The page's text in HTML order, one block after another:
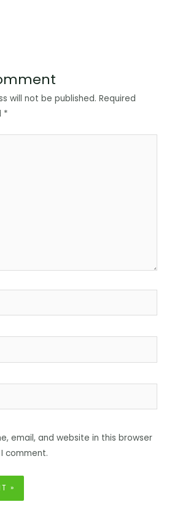
will not be published. Required
*
email, and website in this browser
comment.